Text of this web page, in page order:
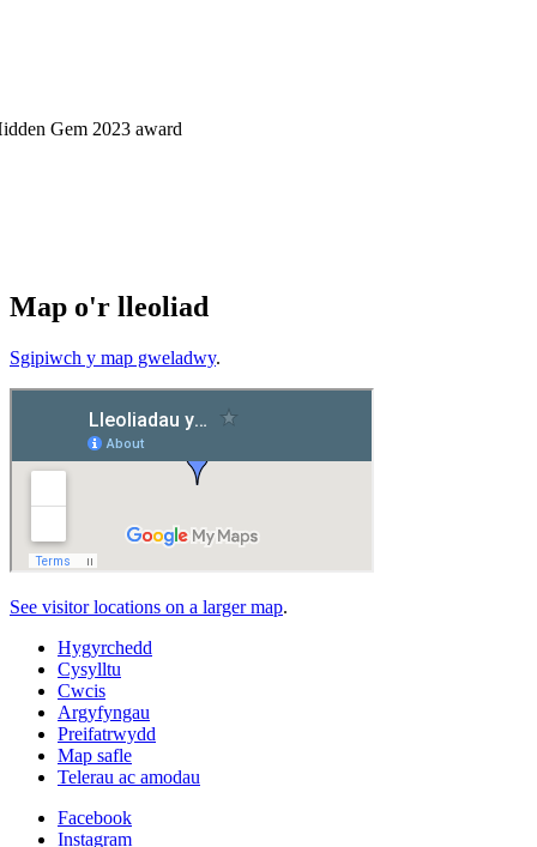
Map o'r lleoliad
Sgipiwch y map gweladwy.
See visitor locations on a larger map.
Hygyrchedd
Cysylltu
Cwcis
Argyfyngau
Preifatrwydd
Map safle
Telerau ac amodau
Facebook
Instagram